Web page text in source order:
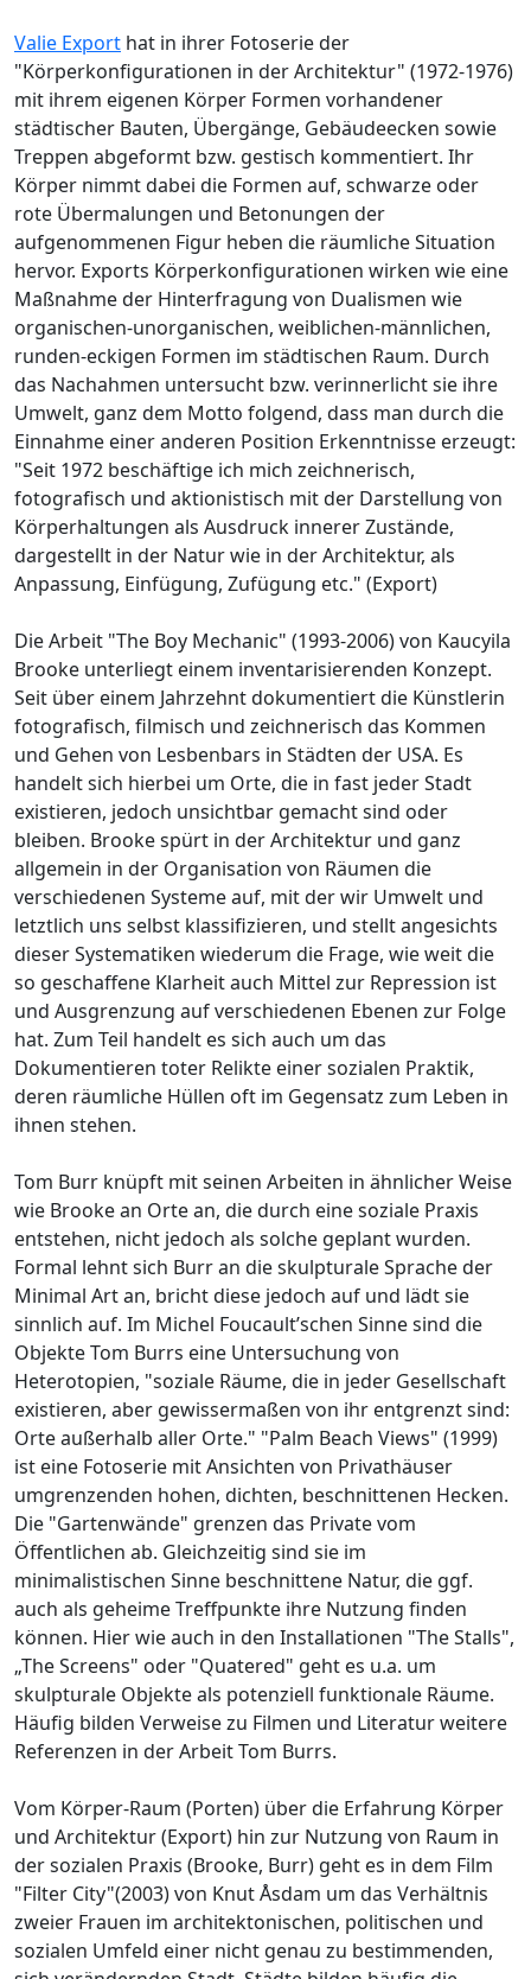
Valie Export hat in ihrer Fotoserie der
"Körperkonfigurationen in der Architektur" (1972-1976)
mit ihrem eigenen Körper Formen vorhandener
städtischer Bauten, Übergänge, Gebäudeecken sowie
Treppen abgeformt bzw. gestisch kommentiert. Ihr
Körper nimmt dabei die Formen auf, schwarze oder
rote Übermalungen und Betonungen der
aufgenommenen Figur heben die räumliche Situation
hervor. Exports Körperkonfigurationen wirken wie eine
Maßnahme der Hinterfragung von Dualismen wie
organischen-unorganischen, weiblichen-männlichen,
runden-eckigen Formen im städtischen Raum. Durch
das Nachahmen untersucht bzw. verinnerlicht sie ihre
Umwelt, ganz dem Motto folgend, dass man durch die
Einnahme einer anderen Position Erkenntnisse erzeugt:
"Seit 1972 beschäftige ich mich zeichnerisch,
fotografisch und aktionistisch mit der Darstellung von
Körperhaltungen als Ausdruck innerer Zustände,
dargestellt in der Natur wie in der Architektur, als
Anpassung, Einfügung, Zufügung etc." (Export)
Die Arbeit "The Boy Mechanic" (1993-2006) von Kaucyila
Brooke unterliegt einem inventarisierenden Konzept.
Seit über einem Jahrzehnt dokumentiert die Künstlerin
fotografisch, filmisch und zeichnerisch das Kommen
und Gehen von Lesbenbars in Städten der USA. Es
handelt sich hierbei um Orte, die in fast jeder Stadt
existieren, jedoch unsichtbar gemacht sind oder
bleiben. Brooke spürt in der Architektur und ganz
allgemein in der Organisation von Räumen die
verschiedenen Systeme auf, mit der wir Umwelt und
letztlich uns selbst klassifizieren, und stellt angesichts
dieser Systematiken wiederum die Frage, wie weit die
so geschaffene Klarheit auch Mittel zur Repression ist
und Ausgrenzung auf verschiedenen Ebenen zur Folge
hat. Zum Teil handelt es sich auch um das
Dokumentieren toter Relikte einer sozialen Praktik,
deren räumliche Hüllen oft im Gegensatz zum Leben in
ihnen stehen.
Tom Burr knüpft mit seinen Arbeiten in ähnlicher Weise
wie Brooke an Orte an, die durch eine soziale Praxis
entstehen, nicht jedoch als solche geplant wurden.
Formal lehnt sich Burr an die skulpturale Sprache der
Minimal Art an, bricht diese jedoch auf und lädt sie
sinnlich auf. Im Michel Foucault’schen Sinne sind die
Objekte Tom Burrs eine Untersuchung von
Heterotopien, "soziale Räume, die in jeder Gesellschaft
existieren, aber gewissermaßen von ihr entgrenzt sind:
Orte außerhalb aller Orte." "Palm Beach Views" (1999)
ist eine Fotoserie mit Ansichten von Privathäuser
umgrenzenden hohen, dichten, beschnittenen Hecken.
Die "Gartenwände" grenzen das Private vom
Öffentlichen ab. Gleichzeitig sind sie im
minimalistischen Sinne beschnittene Natur, die ggf.
auch als geheime Treffpunkte ihre Nutzung finden
können. Hier wie auch in den Installationen "The Stalls",
„The Screens" oder "Quatered" geht es u.a. um
skulpturale Objekte als potenziell funktionale Räume.
Häufig bilden Verweise zu Filmen und Literatur weitere
Referenzen in der Arbeit Tom Burrs.
Vom Körper-Raum (Porten) über die Erfahrung Körper
und Architektur (Export) hin zur Nutzung von Raum in
der sozialen Praxis (Brooke, Burr) geht es in dem Film
"Filter City"(2003) von Knut Åsdam um das Verhältnis
zweier Frauen im architektonischen, politischen und
sozialen Umfeld einer nicht genau zu bestimmenden,